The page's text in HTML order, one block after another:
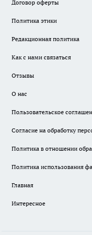
Договор оферты
Политика этики
Редакционная политика
Как с нами связаться
Отзывы
О нас
Пользовательское
Согласие на обработку
Политика в отношении
Политика использования
Главная
Интересное